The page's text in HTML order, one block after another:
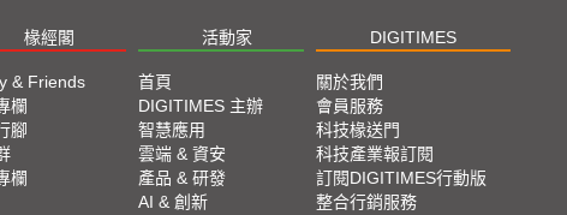
椽經閣 活動家 DIGITIMES
& Friends
欄
腳
欄
首頁
DIGITIMES 主辦
智慧應用
雲端 & 資安
產品 & 研發
AI & 創新
關於我們
會員服務
科技椽送門
科技產業報訂閱
訂閱DIGITIMES行動版
整合行銷服務